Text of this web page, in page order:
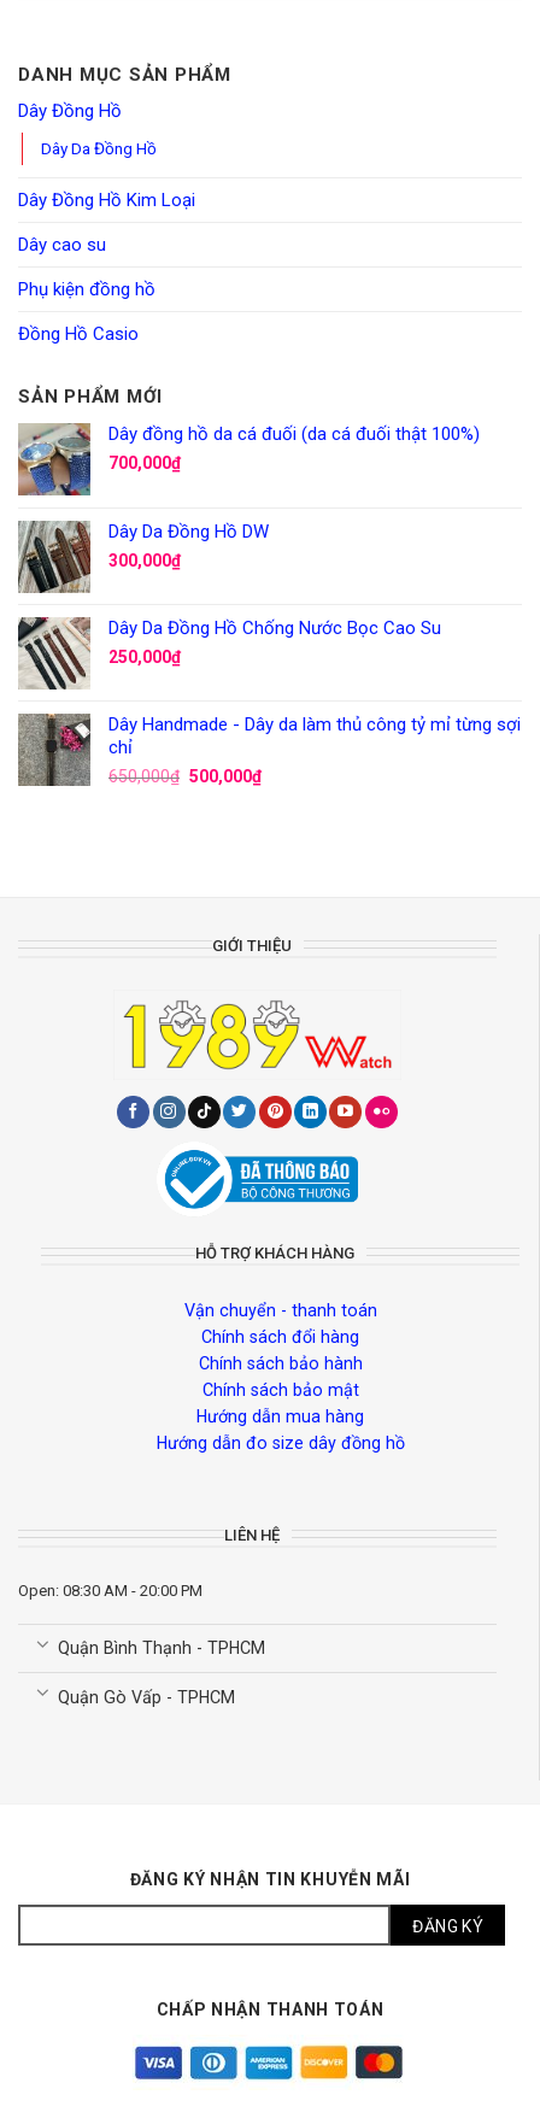
DANH MỤC SẢN PHẨM
Dây Đồng Hồ
Dây Da Đồng Hồ
Dây Đồng Hồ Kim Loại
Dây cao su
Phụ kiện đồng hồ
Đồng Hồ Casio
SẢN PHẨM MỚI
Dây đồng hồ da cá đuối (da cá đuối thật 100%)
700,000₫
Dây Da Đồng Hồ DW
300,000₫
Dây Da Đồng Hồ Chống Nước Bọc Cao Su
250,000₫
Dây Handmade - Dây da làm thủ công tỷ mỉ từng sợi
chỉ
650,000₫ 500,000₫
GIỚI THIỆU
HỖ TRỢ KHÁCH HÀNG
Vận chuyển - thanh toán
Chính sách đổi hàng
Chính sách bảo hành
Chính sách bảo mật
Hướng dẫn mua hàng
Hướng dẫn đo size dây đồng hồ
LIÊN HỆ
Open: 08:30 AM - 20:00 PM
Quận Bình Thạnh - TPHCM
Quận Gò Vấp - TPHCM
ĐĂNG KÝ NHẬN TIN KHUYỄN MÃI
CHẤP NHẬN THANH TOÁN